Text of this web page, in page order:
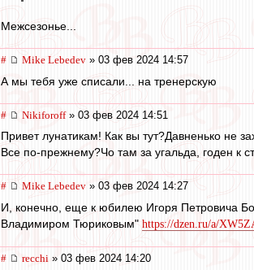
Межсезонье...
# Mike Lebedev » 03 фев 2024 14:57
А мы тебя уже списали... на тренерскую
# Nikiforoff» 03 фев 2024 14:51
Привет лунатикам! Как вы тут?Давненько не
Все по-прежнему?Чо там за угальда, годен к
# Mike Lebedev » 03 фев 2024 14:27
И, конечно, еще к юбилею Игоря Петровича
Владимиром Тюриковым" https://dzen.ru/a/
# recchi » 03 фев 2024 14:20